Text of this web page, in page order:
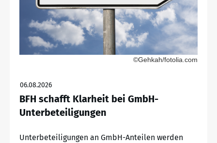
©Gehkah/fotolia.com
06.08.2026
BFH schafft Klarheit bei GmbH-
Unterbeteiligungen
Unterbeteiligungen an GmbH-Anteilen werden